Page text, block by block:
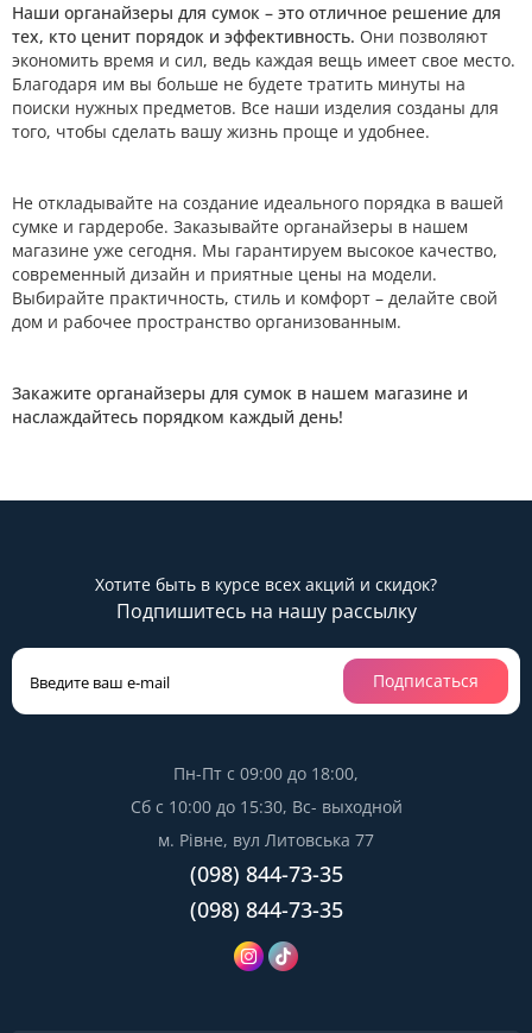
Наши органайзеры для сумок – это отличное решение для
тех, кто ценит порядок и эффективность. Они позволяют
экономить время и сил, ведь каждая вещь имеет свое место.
Благодаря им вы больше не будете тратить минуты на
поиски нужных предметов. Все наши изделия созданы для
того, чтобы сделать вашу жизнь проще и удобнее.
Не откладывайте на создание идеального порядка в вашей
сумке и гардеробе. Заказывайте органайзеры в нашем
магазине уже сегодня. Мы гарантируем высокое качество,
современный дизайн и приятные цены на модели.
Выбирайте практичность, стиль и комфорт – делайте свой
дом и рабочее пространство организованным.
Закажите органайзеры для сумок в нашем магазине и
наслаждайтесь порядком каждый день!
Хотите быть в курсе всех акций и скидок?
Подпишитесь на нашу рассылку
Подписаться
Пн-Пт с 09:00 до 18:00,
Сб с 10:00 до 15:30, Вс- выходной
м. Рівне, вул Литовська 77
(098) 844-73-35
(098) 844-73-35